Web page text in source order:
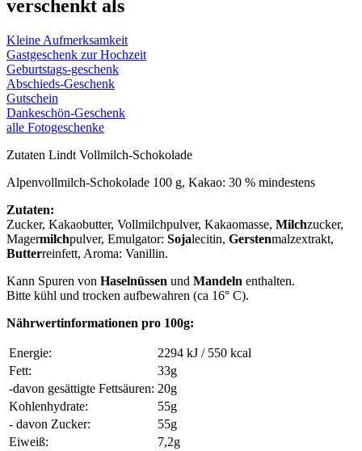
verschenkt als
Kleine Aufmerksamkeit
Gastgeschenk zur Hochzeit
Geburtstags-geschenk
Abschieds-Geschenk
Gutschein
Dankeschön-Geschenk
alle Fotogeschenke
Zutaten Lindt Vollmilch-Schokolade
Alpenvollmilch-Schokolade 100 g, Kakao: 30 % mindestens
Zutaten:
Zucker, Kakaobutter, Vollmilchpulver, Kakaomasse, Milchzucker,
Magermilchpulver, Emulgator: Sojalecitin, Gerstenmalzextrakt,
Butterreinfett, Aroma: Vanillin.
Kann Spuren von Haselnüssen und Mandeln enthalten.
Bitte kühl und trocken aufbewahren (ca 16° C).
Nährwertinformationen pro 100g:
Energie:
2294 kJ / 550 kcal
Fett:
33g
-davon gesättigte Fettsäuren: 20g
Kohlenhydrate:
55g
- davon Zucker:
55g
Eiweiß:
7,2g